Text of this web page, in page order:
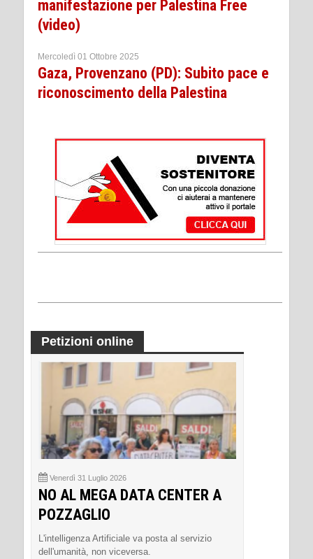
manifestazione per Palestina Free
(video)
Mercoledì 01 Ottobre 2025
Gaza, Provenzano (PD): Subito pace e
riconoscimento della Palestina
Petizioni online
Venerdì 31 Luglio 2026
NO AL MEGA DATA CENTER A
POZZAGLIO
L'intelligenza Artificiale va posta al servizio
dell'umanità, non viceversa.